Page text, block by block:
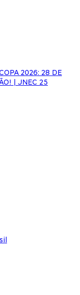
2026: 28 DE
| JNEC 25